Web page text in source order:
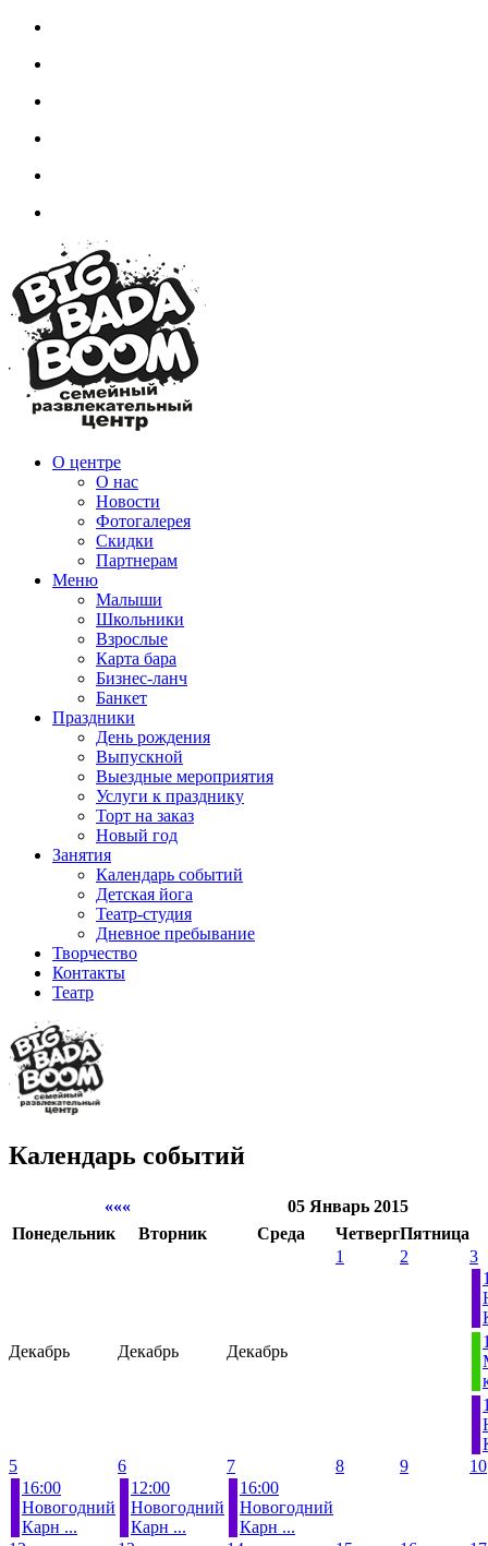
О центре
О нас
Новости
Фотогалерея
Скидки
Партнерам
Меню
Малыши
Школьники
Взрослые
Карта бара
Бизнес-ланч
Банкет
Праздники
День рождения
Выпускной
Выездные мероприятия
Услуги к празднику
Торт на заказ
Новый год
Занятия
Календарь событий
Детская йога
Театр-студия
Дневное пребывание
Творчество
Контакты
Театр
Календарь событий
«««
05 Январь 2015
Понедельник
Вторник Среда ЧетвергПятница
Декабрь Декабрь Декабрь
1 2
3
5
16:00
Новогодний
Карн ...
6
12:00
Новогодний
Карн ...
7
16:00
Новогодний
Карн ...
8 9 10